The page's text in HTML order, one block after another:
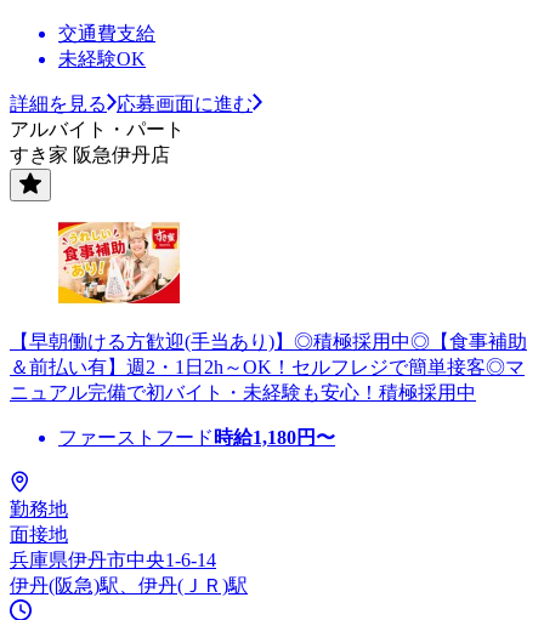
交通費支給
未経験OK
詳細を見る
応募画面に進む
アルバイト・パート
すき家 阪急伊丹店
【早朝働ける方歓迎(手当あり)】◎積極採用中◎【食事補助
＆前払い有】週2・1日2h～OK！セルフレジで簡単接客◎マ
ニュアル完備で初バイト・未経験も安心！積極採用中
ファーストフード 時給1,180円〜
勤務地
面接地
兵庫県伊丹市中央1-6-14
伊丹(阪急)駅、伊丹(ＪＲ)駅